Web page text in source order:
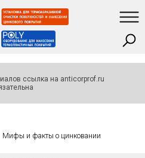
ссылка на anticorprof.ru
Мифы и факты о цинковании